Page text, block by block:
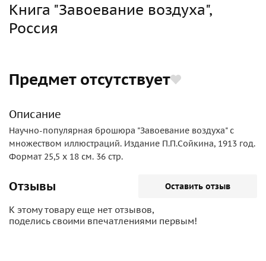
Книга "Завоевание воздуха",
Россия
Предмет отсутствует
Описание
Научно-популярная брошюра "Завоевание воздуха" с
множеством иллюстраций. Издание П.П.Сойкина, 1913 год.
Формат 25,5 х 18 см. 36 стр.
Отзывы Оставить отзыв
К этому товару еще нет отзывов,
поделись своими впечатлениями первым!